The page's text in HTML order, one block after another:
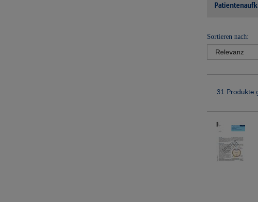
Sortieren nach:
31 Produkte